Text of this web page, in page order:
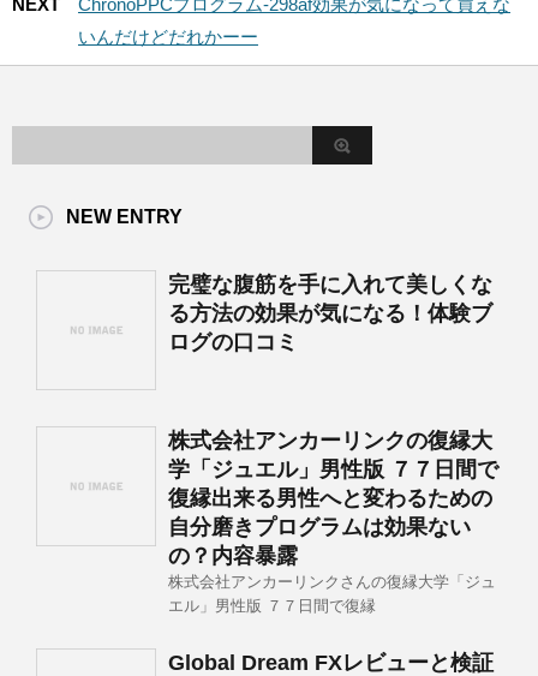
NEXT
ChronoPPCプログラム-298af効果が気になって買えな
いんだけどだれかーー
NEW ENTRY
完璧な腹筋を手に入れて美しくな
る方法の効果が気になる！体験ブ
ログの口コミ
株式会社アンカーリンクの復縁大
学「ジュエル」男性版 ７７日間で
復縁出来る男性へと変わるための
自分磨きプログラムは効果ない
の？内容暴露
株式会社アンカーリンクさんの復縁大学「ジュ
エル」男性版 ７７日間で復縁
Global Dream FXレビューと検証